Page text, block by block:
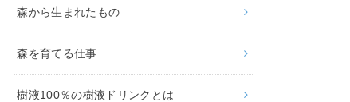
森から生まれたもの
森を育てる仕事
樹液100％の樹液ドリンクとは